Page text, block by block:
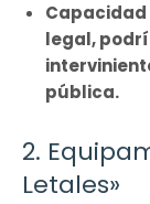
Capacidad
legal,
pública.
2.
Letales»